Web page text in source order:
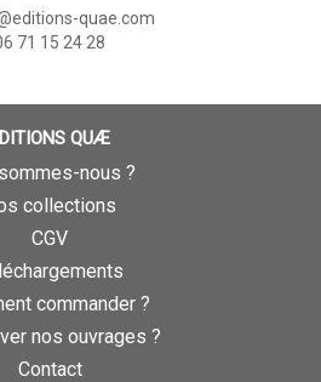
quae.com
71 15 24 28
QUÆ
nous ?
collections
CGV
commander ?
nos ouvrages ?
Contact